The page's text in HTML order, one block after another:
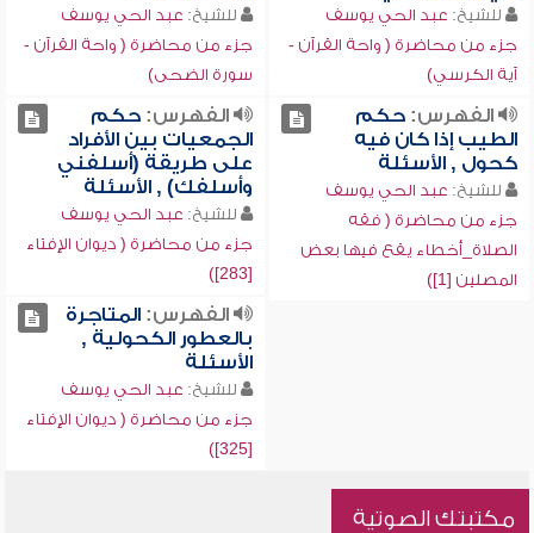
للشيخ: عبد الحي يوسف
جزء من محاضرة ( واحة القرآن -
آية الكرسي)
للشيخ: عبد الحي يوسف
جزء من محاضرة ( واحة القرآن -
سورة الضحى)
الفهرس:حكم
الطيب إذا كان فيه
كحول , الأسئلة
للشيخ: عبد الحي يوسف
جزء من محاضرة ( فقه
الصلاة_أخطاء يقع فيها بعض
المصلين [1])
الفهرس:حكم
الجمعيات بين الأفراد
على طريقة (أسلفني
وأسلفك) , الأسئلة
للشيخ: عبد الحي يوسف
جزء من محاضرة ( ديوان الإفتاء
[283])
الفهرس:المتاجرة
بالعطور الكحولية ,
الأسئلة
للشيخ: عبد الحي يوسف
جزء من محاضرة ( ديوان الإفتاء
[325])
مكتبتك الصوتية